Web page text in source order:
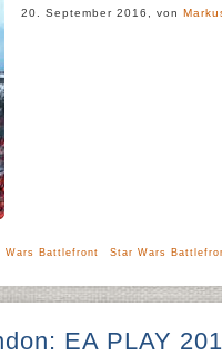
20. September 2016, von
Wars Battlefront Star Wars
EA PLAY